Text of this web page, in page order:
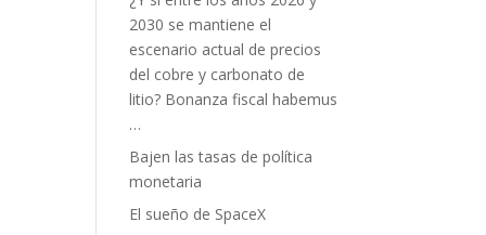
2030 se mantiene el
escenario actual de precios
del cobre y carbonato de
litio? Bonanza fiscal habemus
…
Bajen las tasas de política
monetaria
El sueño de SpaceX